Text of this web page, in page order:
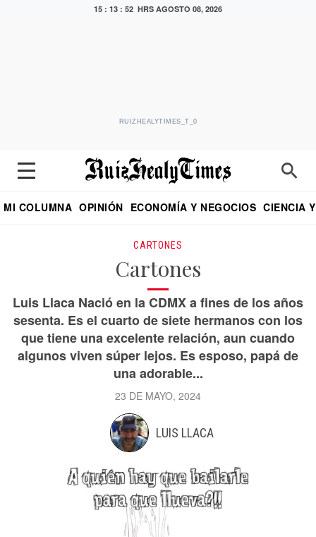
15 : 13 : 53 HRS AGOSTO 08, 2026
RUIZHEALYTIMES_T_0
MI COLUMNA OPINIÓN ECONOMÍA Y NEGOCIOS CIENCIA
CARTONES
Cartones
Luis Llaca Nació en la CDMX a fines de los años
sesenta. Es el cuarto de siete hermanos con los
que tiene una excelente relación, aun cuando
algunos viven súper lejos. Es esposo, papá de
una adorable...
23 DE MAYO, 2024
LUIS LLACA